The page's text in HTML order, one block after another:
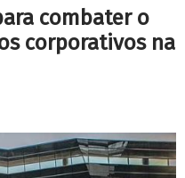
combater o
corporativos na